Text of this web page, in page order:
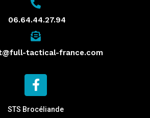
06.64.44.27.94
tactical-france.com
STS Brocéliande